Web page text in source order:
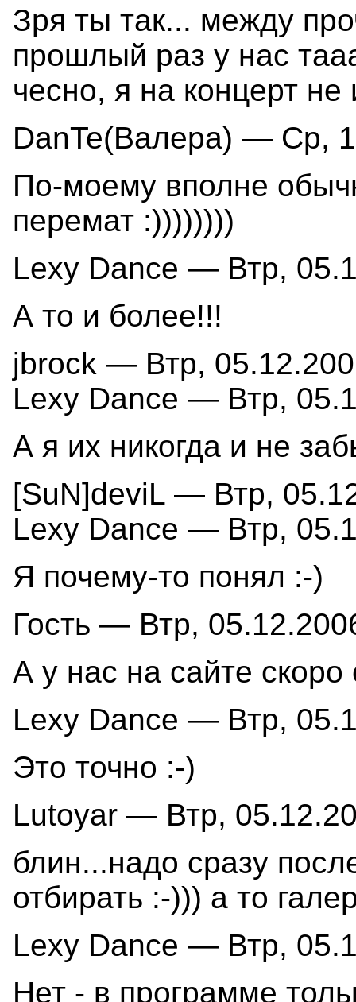
Зря ты так... между
прошлый раз у нас
чесно, я на концерт
DanTe(Валера) — Ср,
По-моему вполне
перемат :))))))))
Lexy Dance — Втр,
А то и более!!!
jbrock — Втр,
Lexy Dance — Втр,
А я их никогда и не
[SuN]deviL — Втр,
Lexy Dance — Втр,
Я почему-то понял :-)
Гость — Втр,
А у нас на сайте
Lexy Dance — Втр,
Это точно :-)
Lutoyar — Втр,
блин...надо сразу
отбирать :-))) а то
Lexy Dance — Втр,
Нет - в программе